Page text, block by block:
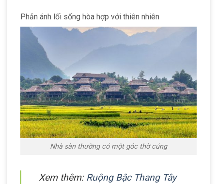
Phản ánh lối sống hòa hợp với thiên nhiên
Nhà sàn thường có một góc thờ cúng
Xem thêm: Ruộng Bậc Thang Tây